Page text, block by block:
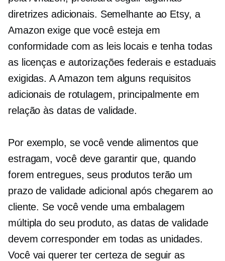
diretrizes adicionais. Semelhante ao Etsy, a
Amazon exige que você esteja em
conformidade com as leis locais e tenha todas
as licenças e autorizações federais e estaduais
exigidas. A Amazon tem alguns requisitos
adicionais de rotulagem, principalmente em
relação às datas de validade.
Por exemplo, se você vende alimentos que
estragam, você deve garantir que, quando
forem entregues, seus produtos terão um
prazo de validade adicional após chegarem ao
cliente. Se você vende uma embalagem
múltipla do seu produto, as datas de validade
devem corresponder em todas as unidades.
Você vai querer ter certeza de seguir as